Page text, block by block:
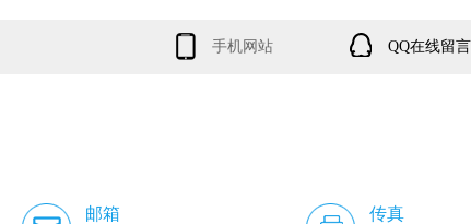
手机网站 QQ在线留言
邮箱
传真